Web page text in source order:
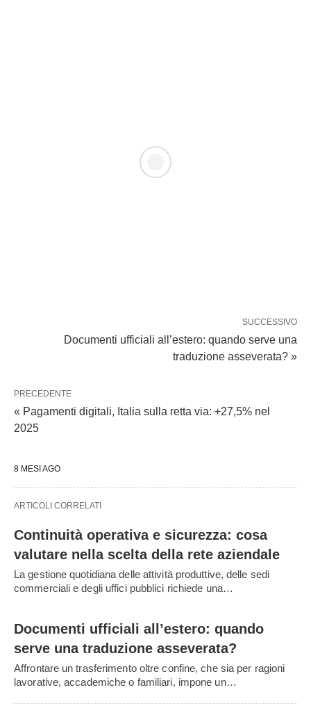
SUCCESSIVO
Documenti ufficiali all’estero: quando serve una
traduzione asseverata? »
PRECEDENTE
« Pagamenti digitali, Italia sulla retta via: +27,5% nel
2025
8 MESI AGO
ARTICOLI CORRELATI
Continuità operativa e sicurezza: cosa
valutare nella scelta della rete aziendale
La gestione quotidiana delle attività produttive, delle sedi
commerciali e degli uffici pubblici richiede una…
Documenti ufficiali all’estero: quando
serve una traduzione asseverata?
Affrontare un trasferimento oltre confine, che sia per ragioni
lavorative, accademiche o familiari, impone un…